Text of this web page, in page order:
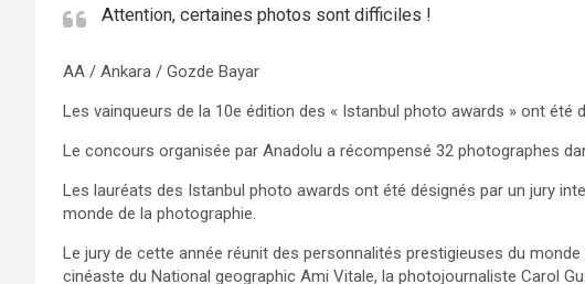
Attention, certaines photos sont difficiles !
AA / Ankara / Gozde Bayar
Les vainqueurs de la 10e édition des « Istanbul photo awards » ont été
Le concours organisée par Anadolu a récompensé 32 photographes
Les lauréats des Istanbul photo awards ont été désignés par un jury
monde de la photographie.
Le jury de cette année réunit des personnalités prestigieuses du
cinéaste du National geographic Ami Vitale, la photojournaliste Carol